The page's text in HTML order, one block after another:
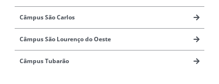
Câmpus São Carlos
Câmpus São Lourenço do Oeste
Câmpus Tubarão